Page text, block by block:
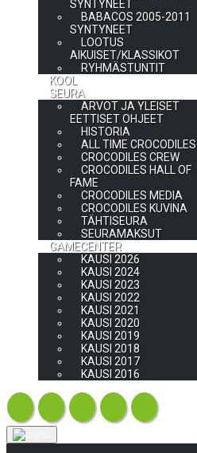
SYNTYNEET
BABACOS 2005-2011
SYNTYNEET
LOOTUS
AIKUISET/KLASSIKOT
RYHMÄSTUNTIT
KOOL
SEURA
ARVOT JA YLEISET
EETTISET OHJEET
HISTORIA
ALL TIME CROCODILES
CROCODILES CREW
CROCODILES HALL OF
FAME
CROCODILES MEDIA
CROCODILES KUVINA
TÄHTISEURA
SEURAMAKSUT
GAMECENTER
KAUSI 2026
KAUSI 2024
KAUSI 2023
KAUSI 2022
KAUSI 2021
KAUSI 2020
KAUSI 2019
KAUSI 2018
KAUSI 2017
KAUSI 2016